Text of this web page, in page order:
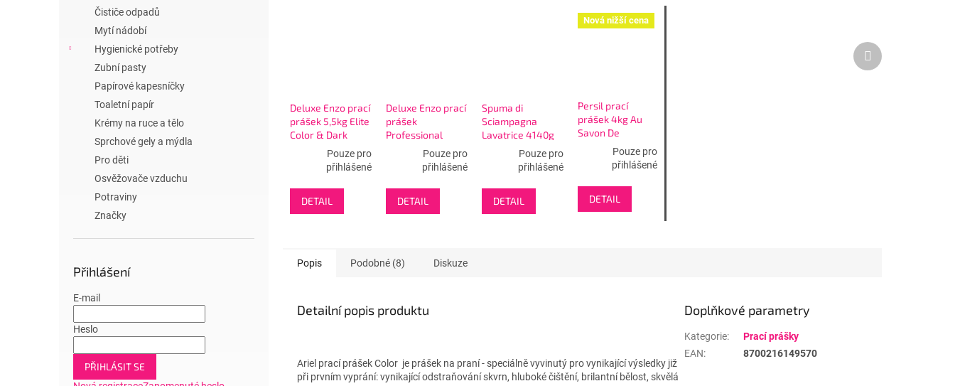
Čističe odpadů
Mytí nádobí
Hygienické potřeby
Zubní pasty
Papírové kapesníčky
Toaletní papír
Krémy na ruce a tělo
Sprchové gely a mýdla
Pro děti
Osvěžovače vzduchu
Potraviny
Značky
Přihlášení
E-mail
Heslo
PŘIHLÁSIT SE
Deluxe Enzo prací
prášek 5,5kg Elite
Color & Dark
Ayurveda -Pouze pro
přihlášené
DETAIL
Deluxe Enzo prací
prášek
Professional
4,5kg 2in1
Universal - 64WL
Pouze pro
přihlášené
DETAIL
Spuma di
Sciampagna
Lavatrice 4140g
Bianco puro 92W
- prací prášek
Pouze pro
přihlášené
DETAIL
Nová nižší cena
Persil prací
prášek 4kg Au
Savon De
Marseille
Bouquet De
Provence - 80W
Pouze pro
přihlášené
DETAIL
Další
produkt
Popis Podobné (8) Diskuze
Detailní popis produktu
Ariel prací prášek Color je prášek na praní - speciálně vyvinutý pro vynikající výsledky již
při prvním vyprání: vynikající odstraňování skvrn, hluboké čištění, brilantní bělost, skvělá
Doplňkové parametry
Kategorie:
Prací prášky
EAN: 8700216149570